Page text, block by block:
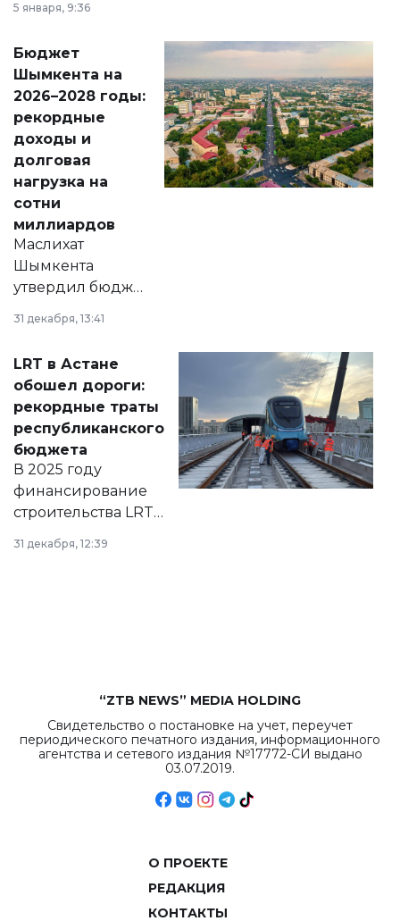
принести
народу
Венесуэлы.
5 января, 9:36
Бюджет
Шымкента на
2026–2028 годы:
рекордные
доходы и
долговая
нагрузка на
сотни
миллиардов
Маслихат
Шымкента
утвердил бюджет
города на 2026–
2028 годы.
документ
появился в базе
нормативных
правовых актов и
на сайте маслихат
города.
31 декабря, 13:41
LRT в Астане
обошел дороги:
рекордные траты
республиканского
бюджета
В 2025 году
финансирование
строительства LRT
в Астане из
республиканского
31 декабря, 12:39
“ZTB NEWS” MEDIA HOLDING
Свидетельство о постановке на учет, переучет
периодического печатного издания, информационного
агентства и сетевого издания №17772-СИ выдано
03.07.2019.
О ПРОЕКТЕ
РЕДАКЦИЯ
КОНТАКТЫ